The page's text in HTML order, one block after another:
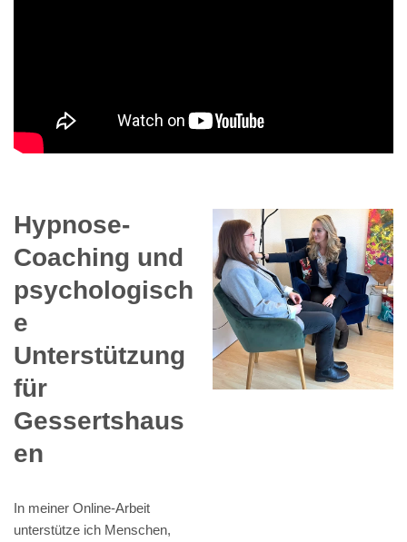
Hypnose-
Coaching und
psychologisch
e
Unterstützung
für
Gessertshaus
en
In meiner Online-Arbeit
unterstütze ich Menschen,